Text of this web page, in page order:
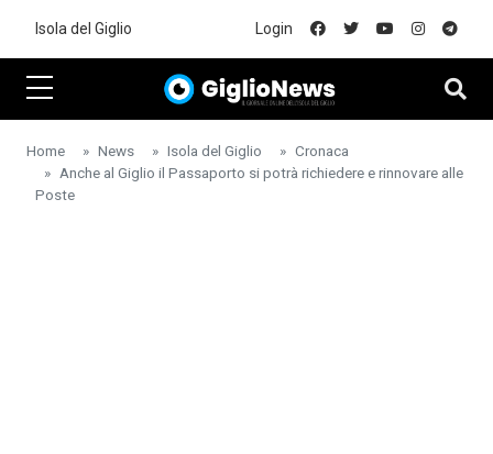
Isola del Giglio Login
Home News Isola del Giglio
Cronaca
Anche al Giglio il Passaporto si potrà richiedere e rinnovare alle
Poste